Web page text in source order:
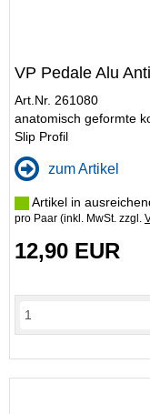
VP Pedale Alu
Art.Nr. 261080
anatomisch geformte
Slip Profil
zum Artikel
Artikel in
pro Paar (inkl. MwSt. zzgl.
12,90 EUR